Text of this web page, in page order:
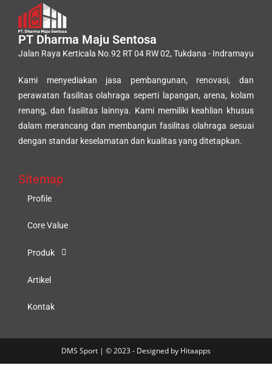
PT Dharma Maju Sentosa
Jalan Raya Kerticala No.92 RT 04 RW 02, Tukdana - Indramayu
Kami menyediakan jasa pembangunan, renovasi, dan
perawatan fasilitas olahraga seperti lapangan, arena, kolam
renang, dan fasilitas lainnya. Kami memiliki keahlian khusus
dalam merancang dan membangun fasilitas olahraga sesuai
dengan standar keselamatan dan kualitas yang ditetapkan.
Sitemap
Profile
Core Value
Produk
Artikel
Kontak
DMS Sport | © 2023 - Designed by Hitaapps